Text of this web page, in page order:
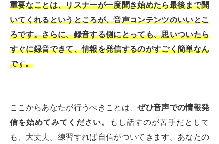
重要なことは、リスナーが一度聞き始めたら最後まで聞
いてくれるというところが、音声コンテンツのいいとこ
ろです。さらに、録音する側にとっても、思いついたら
すぐに録音できて、情報を発信するのがすごく簡単なん
です。
ここからあなたが行うべきことは、ぜひ音声での情報発
信を始めてみてください。
もし話すのが苦手だとして
も、大丈夫。練習すれば自信がついてきます。あなたの